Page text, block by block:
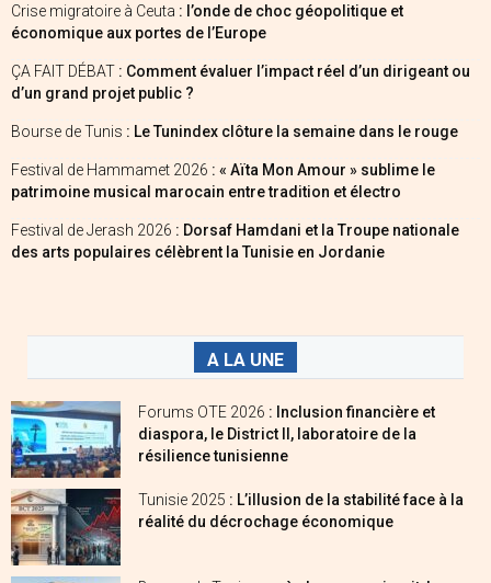
Crise migratoire à Ceuta : l’onde de choc géopolitique et
économique aux portes de l’Europe
ÇA FAIT DÉBAT : Comment évaluer l’impact réel d’un dirigeant ou
d’un grand projet public ?
Bourse de Tunis : Le Tunindex clôture la semaine dans le rouge
Festival de Hammamet 2026 : « Aïta Mon Amour » sublime le
patrimoine musical marocain entre tradition et électro
Festival de Jerash 2026 : Dorsaf Hamdani et la Troupe nationale
des arts populaires célèbrent la Tunisie en Jordanie
A LA UNE
Forums OTE 2026 : Inclusion financière et
diaspora, le District II, laboratoire de la
résilience tunisienne
Tunisie 2025 : L’illusion de la stabilité face à la
réalité du décrochage économique